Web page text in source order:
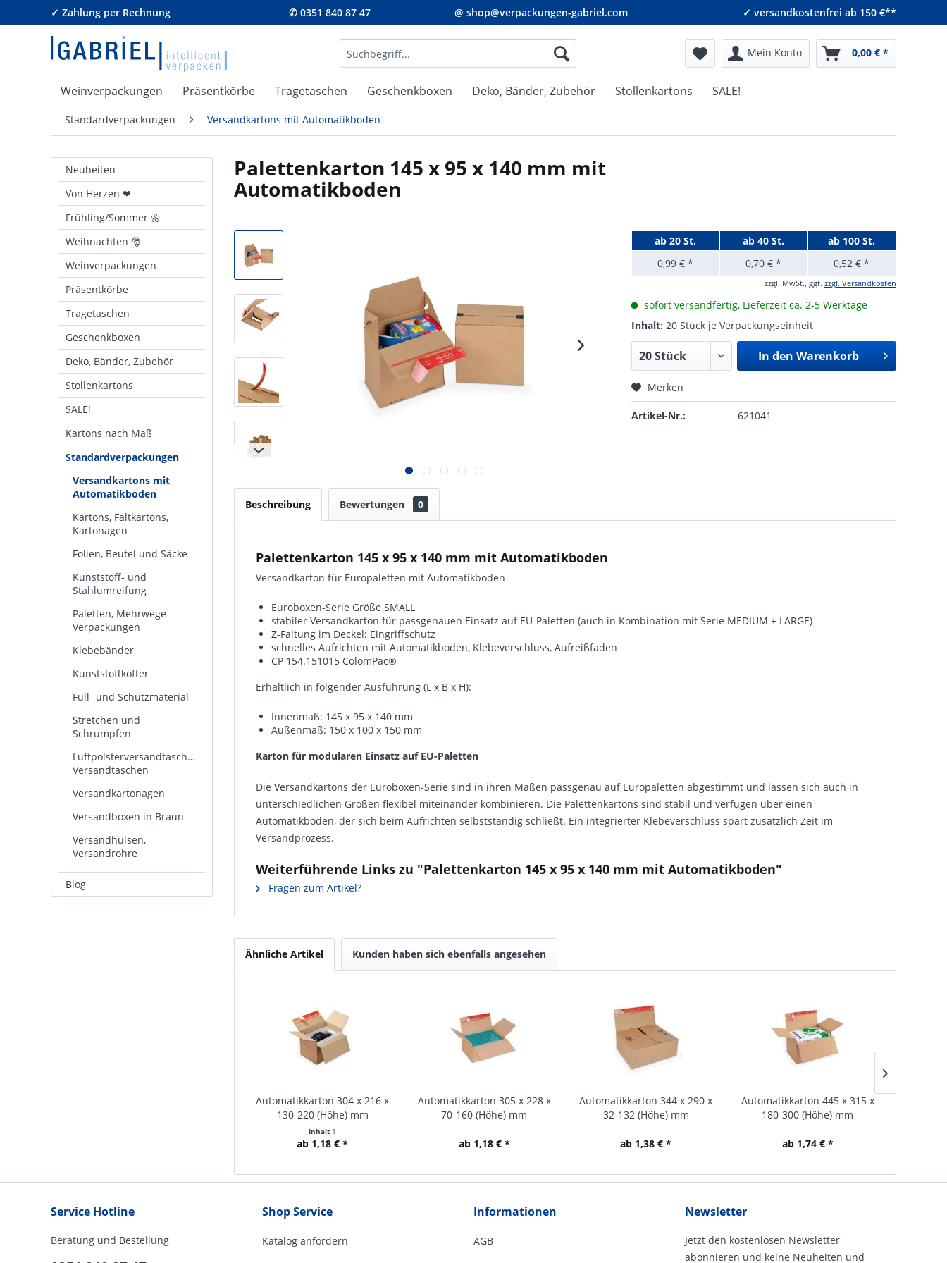
✓ Zahlung per Rechnung ✆ 0351 840 87 47 @ shop@verpackungen-gabriel.com ✓ versandkostenfrei ab 150 €**
Mein Konto 0,00 € *
Weinverpackungen Präsentkörbe Tragetaschen Geschenkboxen Deko, Bänder, Zubehör Stollenkartons SALE!
Standardverpackungen Versandkartons mit Automatikboden
Neuheiten
Von Herzen ❤
Frühling/Sommer 🌼
Weihnachten 🎅
Weinverpackungen
Präsentkörbe
Tragetaschen
Geschenkboxen
Deko, Bänder, Zubehör
Stollenkartons
SALE!
Kartons nach Maß
Standardverpackungen
Versandkartons mit
Automatikboden
Kartons, Faltkartons,
Kartonagen
Folien, Beutel und Säcke
Kunststoff- und
Stahlumreifung
Paletten, Mehrwege-
Verpackungen
Klebebänder
Kunststoffkoffer
Füll- und Schutzmaterial
Stretchen und
Schrumpfen
Luftpolsterversandtaschen,
Versandtaschen
Versandkartonagen
Versandboxen in Braun
Versandhülsen,
Versandrohre
Blog
Palettenkarton 145 x 95 x 140 mm mit
Automatikboden
ab20 St. ab40 St. ab 100 St.
0,99 € *
0,70 € * 0,52 € *
zzgl. MwSt., ggf. zzgl. Versandkosten
sofort versandfertig, Lieferzeit ca. 2-5 Werktage
Inhalt: 20 Stück je Verpackungseinheit
In den Warenkorb
Merken
Artikel-Nr.: 621041
Beschreibung Bewertungen 0
Palettenkarton 145 x 95 x 140 mm mit Automatikboden
Versandkarton für Europaletten mit Automatikboden
Euroboxen-Serie Größe SMALL
stabiler Versandkarton für passgenauen Einsatz auf EU-Paletten (auch in Kombination mit Serie MEDIUM + LARGE)
Z-Faltung im Deckel: Eingriffschutz
schnelles Aufrichten mit Automatikboden, Klebeverschluss, Aufreißfaden
CP 154.151015 ColomPac®
Erhältlich in folgender Ausführung (L x B x H):
Innenmaß: 145 x 95 x 140 mm
Außenmaß: 150 x 100 x 150 mm
Karton für modularen Einsatz auf EU-Paletten
Die Versandkartons der Euroboxen-Serie sind in ihren Maßen passgenau auf Europaletten abgestimmt und lassen sich auch in
unterschiedlichen Größen flexibel miteinander kombinieren. Die Palettenkartons sind stabil und verfügen über einen
Automatikboden, der sich beim Aufrichten selbstständig schließt. Ein integrierter Klebeverschluss spart zusätzlich Zeit im
Versandprozess.
Weiterführende Links zu "Palettenkarton 145 x 95 x 140 mm mit Automatikboden"
Fragen zum Artikel?
Ähnliche Artikel Kunden haben sich ebenfalls angesehen
Automatikkarton 304 x 216 x
130-220 (Höhe) mm
Inhalt 1
ab 1,18 € *
Automatikkarton 305 x 228 x
70-160 (Höhe) mm
ab 1,18 € *
Automatikkarton 344 x 290 x
32-132 (Höhe) mm
ab 1,38 € *
Automatikkarton 445 x 315 x
180-300 (Höhe) mm
ab 1,74 € *
Service Hotline
Beratung und Bestellung
Shop Service
Katalog anfordern
Informationen
AGB
Newsletter
Jetzt den kostenlosen Newsletter
abonnieren und keine Neuheiten und